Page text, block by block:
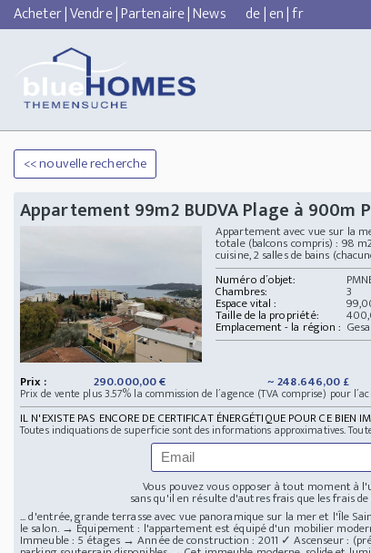
Acheter|Vendre|Partenaire|News de|en|fr
<< nouvelle recherche
Appartement 99m2 BUDVA Plage à 900m
Appartement avec vue sur la
totale (balcons compris) : 98
cuisine, 2 salles de bains
Numéro d´objet:
Chambres: 3
Espace vital :
Taille de la propriété:
Emplacement - la région :
Prix : 290.000,00 € ~ 248.646,00 £
Prix de vente plus 3.57% la commission de l´agence (TVA comprise) pour
IL N'EXISTE PAS ENCORE DE CERTIFICAT ÉNERGÉTIQUE POUR CE BIEN
Toutes indiquations de superficie sont des informations approximatives.
Vous pouvez vous opposer à tout moment à
sans qu'il en résulte d'autres frais que les frais
... d'entrée, grande terrasse avec vue panoramique sur la mer et l'Île
le salon. → Équipement : l'appartement est équipé d'un mobilier
Immeuble : 5 étages → Année de construction : 2011 ✓ Ascenseur :